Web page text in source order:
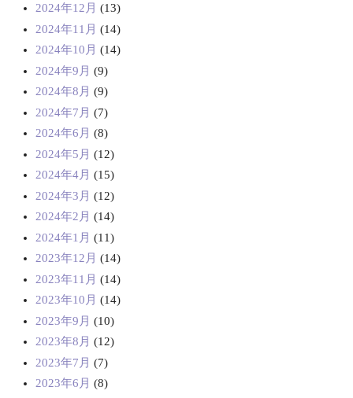
2024年12月 (13)
2024年11月 (14)
2024年10月 (14)
2024年9月 (9)
2024年8月 (9)
2024年7月 (7)
2024年6月 (8)
2024年5月 (12)
2024年4月 (15)
2024年3月 (12)
2024年2月 (14)
2024年1月 (11)
2023年12月 (14)
2023年11月 (14)
2023年10月 (14)
2023年9月 (10)
2023年8月 (12)
2023年7月 (7)
2023年6月 (8)